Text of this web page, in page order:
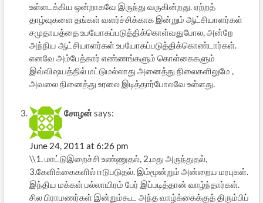
உள்ளடக்கிய ஒன்றாகவே இருந்து வருகின்றது. ஏற்றத்
தாழ்வுகளை தங்கள் வளர்ச்சிக்காக இன்றும் ஆட்சியாளர்கள்
சமுதாயத்தை உபயோகப்படுத்திக்கொள்வதுபோல, அன்றே
அந்நிய ஆட்சியாளர்கள் உபயோகப்படுத்திக்கொண்டார்கள்.
எனவே அம்பேத்கார் எண்ணங்களும் கொள்கைகளும்
இவ்விஷயத்தில் மட்டுமல்லாது அனைத்து நிலைகளிலுமே ,
அவலை நினைத்து உரலை இடித்தார்போலவே உள்ளது.
சோழன்says:
June 24, 2011 at 6:26 pm
\\1. மாட்டுஇறைச்சி உண்ணுதல், 2.மது அருந்துதல்,
3.கேளிக்கைகளில் ஈடுபடுதல். இம்மூன்றும் அன்றைய மரபுகள்.
இந்திய மக்கள் பல்லாயிரம் பேர் இப்படித்தான் வாழ்ந்தார்கள்.
சில பிராமணர்கள் இன்றும்கூட அந்த வாழ்க்கைக்குத் திரும்பிப்